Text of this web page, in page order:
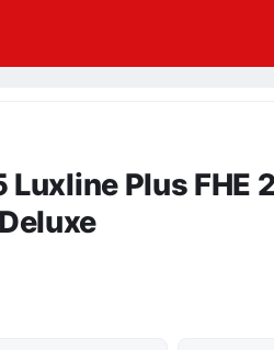
Luxline Plus FHE